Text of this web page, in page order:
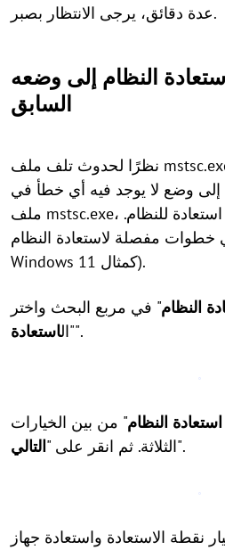
عدة دقائق، يرجى الانتظار بصبر.
رقم 2. استعادة النظام إلى وضعه
السابق
نظرًا لحدوث تلف ملف mstsc.exe بعد تحديث Windows،
إلى وضع لا يوجد فيه أي خطأ في
ملف mstsc.exe، إذا قمت بإنشاء نقطة استعادة للنظام.
مفصلة لاستعادة النظام (اعتمادًا على
Windows 11 كمثال).
النظام" في مربع البحث واختر
"الاستعادة ".
استعادة النظام" من بين الخيارات
الثلاثة. ثم انقر على "التالي ".
اختيار نقطة الاستعادة واستعادة جهاز